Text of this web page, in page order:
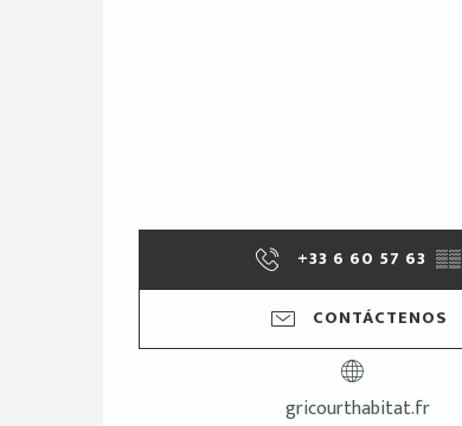
+33 6 60 57 63 ▒▒
CONTÁCTENOS
gricourthabitat.fr